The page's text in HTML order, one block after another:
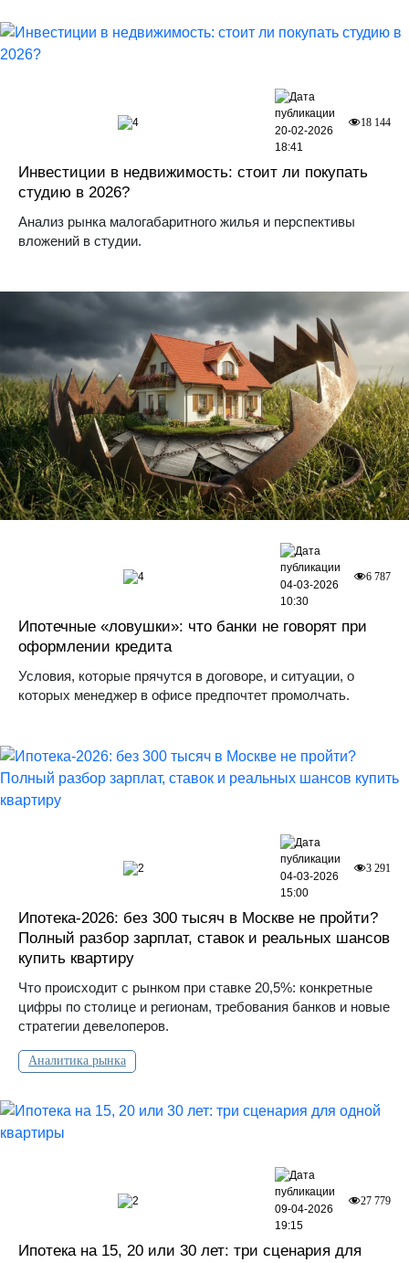
Инвестиции в недвижимость: стоит ли покупать
студию в 2026?
Анализ рынка малогабаритного жилья и перспективы
вложений в студии.
4 18 144
20-02-2026
18:41
Ипотечные «ловушки»: что банки не говорят при
оформлении кредита
Условия, которые прячутся в договоре, и ситуации, о
которых менеджер в офисе предпочтет промолчать.
4 6 787
04-03-2026
10:30
Ипотека-2026: без 300 тысяч в Москве не пройти?
Полный разбор зарплат, ставок и реальных шансов
купить квартиру
Что происходит с рынком при ставке 20,5%: конкретные
цифры по столице и регионам, требования банков и новые
стратегии девелоперов.
Аналитика рынка
2 3 291
04-03-2026
15:00
Ипотека на 15, 20 или 30 лет: три сценария для
2 27 779
09-04-2026
19:15